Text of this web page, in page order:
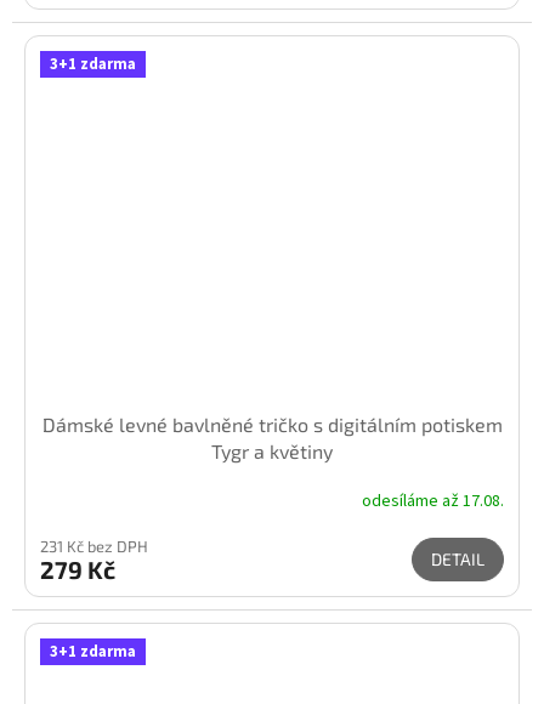
3+1 zdarma
Dámské levné bavlněné tričko s digitálním potiskem
Tygr a květiny
odesíláme až 17.08.
231 Kč bez DPH
279 Kč DETAIL
3+1 zdarma